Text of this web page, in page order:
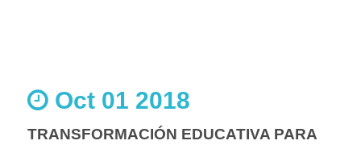
Oct 01 2018
TRANSFORMACIÓN EDUCATIVA PARA